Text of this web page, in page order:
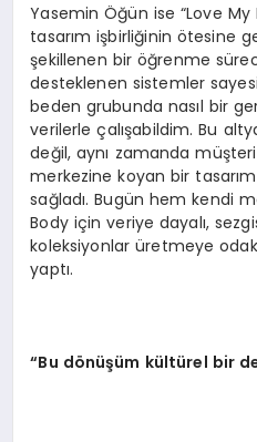
Yasemin Öğün ise “Love
tasarım işbirliğinin ötesine
şekillenen bir öğrenme
desteklenen sistemler
beden grubunda nasıl bir
verilerle çalışabildim. Bu
değil, aynı zamanda
merkezine koyan bir
sağladı. Bugün hem kendi
Body için veriye dayalı,
koleksiyonlar üretmeye
yaptı.
“Bu dönüşüm kültürel bir